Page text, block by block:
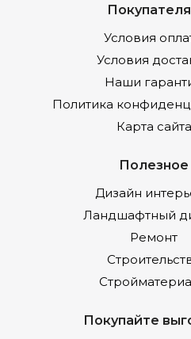
Условия
Условия
Наши
Политика
Карта сайта
Полезное
Дизайн
Ландшафтный
Ремонт
Покупайте